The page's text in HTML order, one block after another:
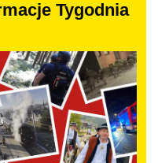
Tygodnia